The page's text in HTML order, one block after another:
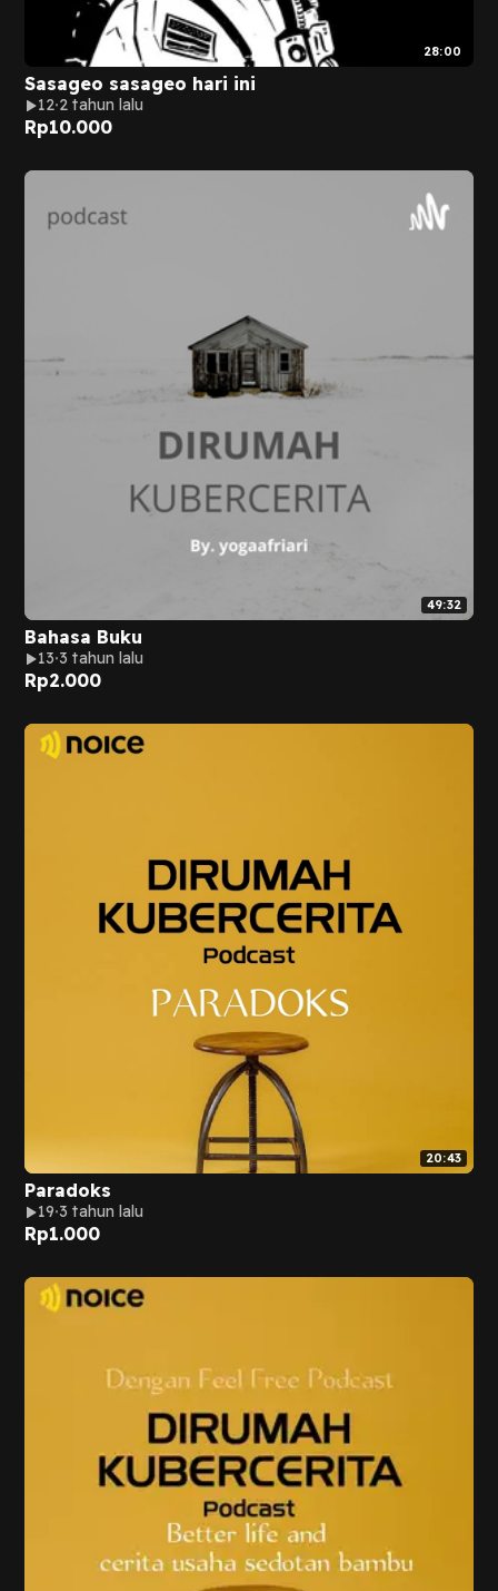
28:00
Sasageo sasageo hari ini
12 2 tahun lalu
Rp10.000
49:32
Bahasa Buku
13 3 tahun lalu
Rp2.000
20:43
Paradoks
19 3 tahun lalu
Rp1.000